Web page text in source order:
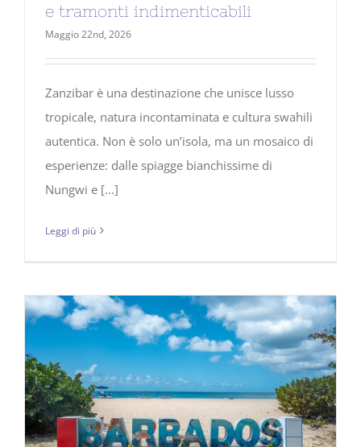
e tramonti indimenticabili
Maggio 22nd, 2026
Zanzibar è una destinazione che unisce lusso
tropicale, natura incontaminata e cultura swahili
autentica. Non è solo un’isola, ma un mosaico di
esperienze: dalle spiagge bianchissime di
Nungwi e [...]
Leggi di più